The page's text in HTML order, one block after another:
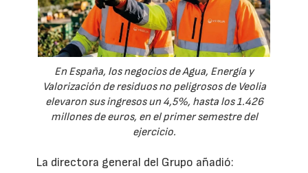
En España, los negocios de Agua, Energía y
Valorización de residuos no peligrosos de Veolia
elevaron sus ingresos un 4,5%, hasta los 1.426
millones de euros, en el primer semestre del
ejercicio.
La directora general del Grupo añadió: